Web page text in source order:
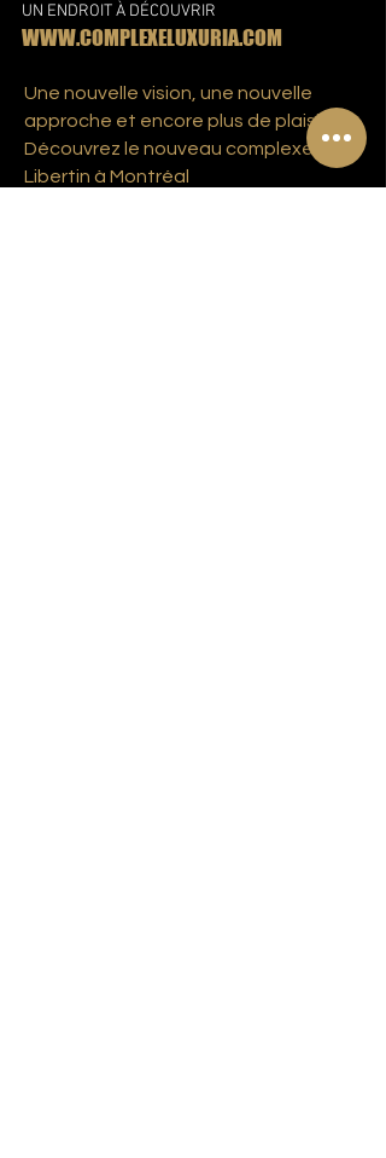
UN ENDROIT À DÉCOUVRIR
WWW.COMPLEXELUXURIA.COM
Une nouvelle vision, une nouvelle
approche et encore plus de plaisir!
Découvrez le nouveau complexe
Libertin à Montréal